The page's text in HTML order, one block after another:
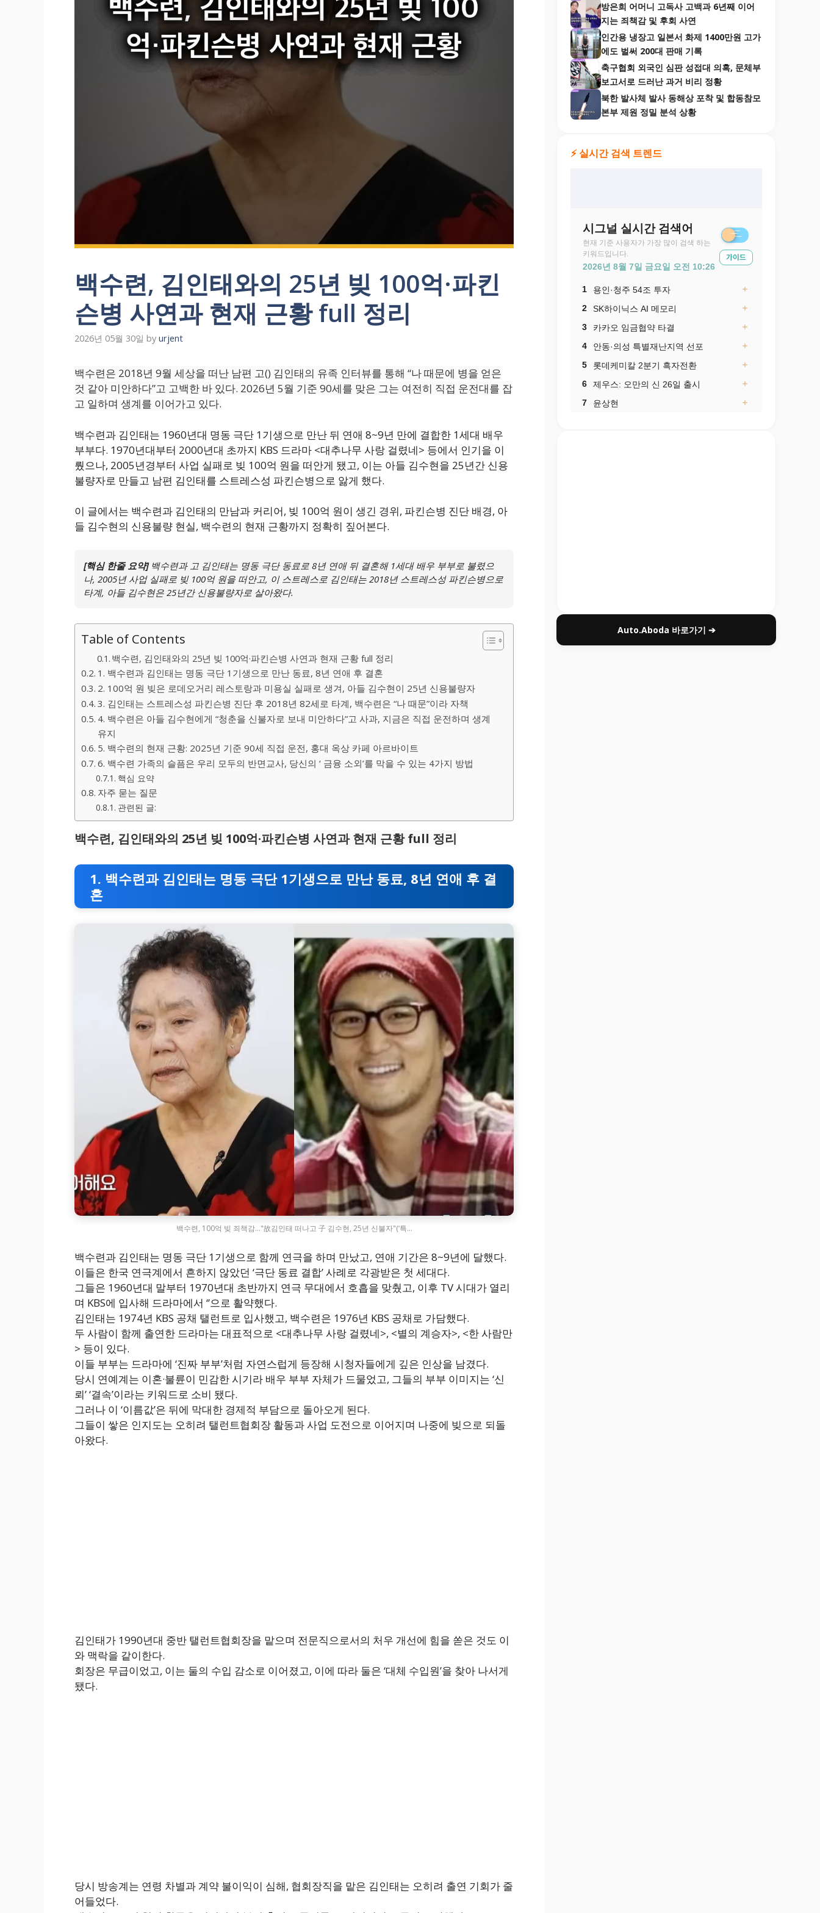
백수련, 김인태와의 25년 빚 100억·파킨
슨병 사연과 현재 근황 full 정리
2026년 05월 30일 by urjent
백수련은 2018년 9월 세상을 떠난 남편 고() 김인태의 유족 인터뷰를 통해 “나 때문에 병을 얻은
것 같아 미안하다”고 고백한 바 있다. 2026년 5월 기준 90세를 맞은 그는 여전히 직접 운전대를 잡
고 일하며 생계를 이어가고 있다.
백수련과 김인태는 1960년대 명동 극단 1기생으로 만난 뒤 연애 8~9년 만에 결합한 1세대 배우
부부다. 1970년대부터 2000년대 초까지 KBS 드라마 <대추나무 사랑 걸렸네> 등에서 인기을 이
뤘으나, 2005년경부터 사업 실패로 빚 100억 원을 떠안게 됐고, 이는 아들 김수현을 25년간 신용
불량자로 만들고 남편 김인태를 스트레스성 파킨슨병으로 앓게 했다.
이 글에서는 백수련과 김인태의 만남과 커리어, 빚 100억 원이 생긴 경위, 파킨슨병 진단 배경, 아
들 김수현의 신용불량 현실, 백수련의 현재 근황까지 정확히 짚어본다.
[핵심 한줄 요약]백수련과 고 김인태는 명동 극단 동료로 8년 연애 뒤 결혼해 1세대 배우 부부로 불렸으
나, 2005년 사업 실패로 빚 100억 원을 떠안고, 이 스트레스로 김인태는 2018년 스트레스성 파킨슨병으로
타계, 아들 김수현은 25년간 신용불량자로 살아왔다.
Table of Contents
백수련, 김인태와의 25년 빚 100억·파킨슨병 사연과 현재 근황 full 정리
1. 백수련과 김인태는 명동 극단 1기생으로 만난 동료, 8년 연애 후 결혼
2. 100억 원 빚은 로데오거리 레스토랑과 미용실 실패로 생겨, 아들 김수현이 25년 신용불량자
3. 김인태는 스트레스성 파킨슨병 진단 후 2018년 82세로 타계, 백수련은 “나 때문”이라 자책
4. 백수련은 아들 김수현에게 “청춘을 신불자로 보내 미안하다”고 사과, 지금은 직접 운전하며 생계
유지
5. 백수련의 현재 근황: 2025년 기준 90세 직접 운전, 홍대 옥상 카페 아르바이트
6. 백수련 가족의 슬픔은 우리 모두의 반면교사, 당신의 ‘ 금융 소외’를 막을 수 있는 4가지 방법
핵심 요약
자주 묻는 질문
관련된 글:
백수련, 김인태와의 25년 빚 100억·파킨슨병 사연과 현재 근황 full 정리
1. 백수련과 김인태는 명동 극단 1기생으로 만난 동료, 8년 연애 후 결
혼
백수련, 100억 빚 죄책감…"故김인태 떠나고 子 김수현, 25년 신불자"(‘특…
백수련과 김인태는 명동 극단 1기생으로 함께 연극을 하며 만났고, 연애 기간은 8~9년에 달했다.
이들은 한국 연극계에서 흔하지 않았던 ‘극단 동료 결합’ 사례로 각광받은 첫 세대다.
그들은 1960년대 말부터 1970년대 초반까지 연극 무대에서 호흡을 맞췄고, 이후 TV 시대가 열리
며 KBS에 입사해 드라마에서 ‘’으로 활약했다.
김인태는 1974년 KBS 공채 탤런트로 입사했고, 백수련은 1976년 KBS 공채로 가담했다.
두 사람이 함께 출연한 드라마는 대표적으로 <대추나무 사랑 걸렸네>, <별의 계승자>, <한 사람만
> 등이 있다.
이들 부부는 드라마에 ‘진짜 부부’처럼 자연스럽게 등장해 시청자들에게 깊은 인상을 남겼다.
당시 연예계는 이혼·불륜이 민감한 시기라 배우 부부 자체가 드물었고, 그들의 부부 이미지는 ‘신
뢰’ ‘결속’이라는 키워드로 소비 됐다.
그러나 이 ‘이름값’은 뒤에 막대한 경제적 부담으로 돌아오게 된다.
그들이 쌓은 인지도는 오히려 탤런트협회장 활동과 사업 도전으로 이어지며 나중에 빚으로 되돌
아왔다.
김인태가 1990년대 중반 탤런트협회장을 맡으며 전문직으로서의 처우 개선에 힘을 쏟은 것도 이
와 맥락을 같이한다.
회장은 무급이었고, 이는 둘의 수입 감소로 이어졌고, 이에 따라 둘은 ‘대체 수입원’을 찾아 나서게
됐다.
당시 방송계는 연령 차별과 계약 불이익이 심해, 협회장직을 맡은 김인태는 오히려 출연 기회가 줄
어들었다.
방은희 어머니 고독사 고백과 6년째 이어
지는 죄책감 및 후회 사연
인간용 냉장고 일본서 화제 1400만원 고가
에도 벌써 200대 판매 기록
축구협회 외국인 심판 성접대 의혹, 문체부
보고서로 드러난 과거 비리 정황
북한 발사체 발사 동해상 포착 및 합동참모
본부 제원 정밀 분석 상황
⚡ 실시간 검색 트렌드
Auto.Aboda 바로가기 ➔